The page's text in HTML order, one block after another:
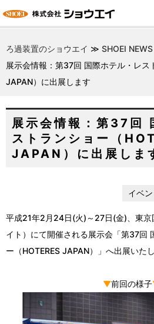
ろ過装置のショウエイ ≫ SHOEI NEWS
展示会情報：第37回 国際ホテル・レス
JAPAN）に出展します
展示会情報：第37回
ストランショー（
JAPAN）に出展しま
イベ
平成21年2月24日(火)～27日(金)、東京
イト）にて開催される展示会「第37回
ー（HOTERES JAPAN）」へ出展いたし
▼前回の様子